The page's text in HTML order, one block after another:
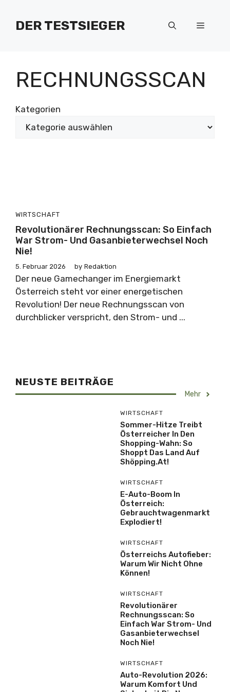
Inhalt
springenDER TESTSIEGER Menü
RECHNUNGSSCAN
Kategorien
WIRTSCHAFT
Revolutionärer Rechnungsscan: So Einfach
War Strom- Und Gasanbieterwechsel Noch
Nie!
5. Februar 2026 by Redaktion
Der neue Gamechanger im Energiemarkt
Österreich steht vor einer energetischen
Revolution! Der neue Rechnungsscan von
durchblicker verspricht, den Strom- und ...
NEUSTE BEITRÄGE
Mehr
WIRTSCHAFT
Sommer-Hitze Treibt
Österreicher In Den
Shopping-Wahn: So
Shoppt Das Land Auf
Shöpping.at!
WIRTSCHAFT
E-Auto-Boom In
Österreich:
Gebrauchtwagenmarkt
Explodiert!
WIRTSCHAFT
Österreichs Autofieber:
Warum Wir Nicht Ohne
Können!
WIRTSCHAFT
Revolutionärer
Rechnungsscan: So
Einfach War Strom- Und
Gasanbieterwechsel
Noch Nie!
WIRTSCHAFT
Auto-Revolution 2026:
Warum Komfort Und